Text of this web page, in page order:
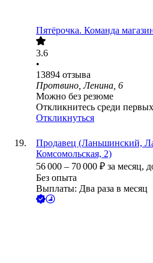
Пятёрочка. Команда
3.6
•
13894 отзыва
Протвино, Ленина, 6
Можно без резюме
Откликнитесь среди первых
Откликнуться
Продавец (Ланьшинский,
Комсомольская, 2)
56 000 – 70 000 ₽ за месяц,
Без опыта
Выплаты: Два раза в месяц